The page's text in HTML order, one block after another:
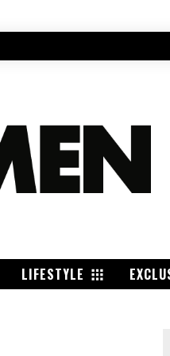
LIFESTYLE